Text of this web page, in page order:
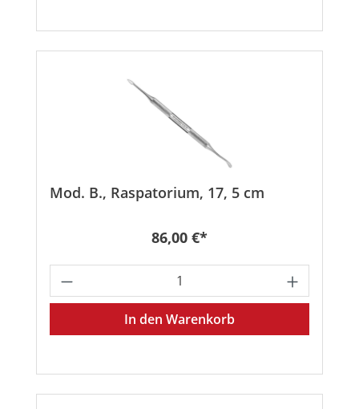
Mod. B., Raspatorium, 17, 5 cm
Regulärer Preis:
86,00 €*
Produkt Anzahl: Gib den
In den Warenkorb